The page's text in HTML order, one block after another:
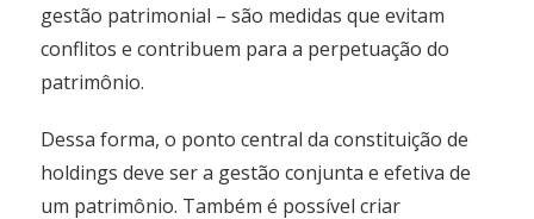
gestão patrimonial – são medidas que evitam
conflitos e contribuem para a perpetuação do
patrimônio.
Dessa forma, o ponto central da constituição de
holdings deve ser a gestão conjunta e efetiva de
um patrimônio. Também é possível criar